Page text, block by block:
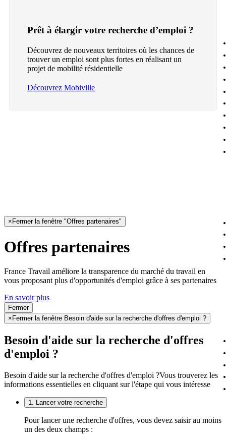
Prêt à élargir votre recherche d’emploi ?
Découvrez de nouveaux territoires où les chances de
trouver un emploi sont plus fortes en réalisant un
projet de mobilité résidentielle
Découvrez Mobiville
× Fermer la fenêtre "Offres partenaires"
Offres partenaires
France Travail améliore la transparence du marché du travail en
vous proposant plus d'opportunités d'emploi grâce à ses partenaires
En savoir plus
Fermer
× Fermer la fenêtre Besoin d'aide sur la recherche d'offres d'emploi ?
Besoin d'aide sur la recherche d'offres
d'emploi ?
Besoin d'aide sur la recherche d'offres d'emploi ?Vous trouverez les
informations essentielles en cliquant sur l'étape qui vous intéresse
1. Lancer votre recherche
Pour lancer une recherche d'offres, vous devez saisir au moins
un des deux champs :